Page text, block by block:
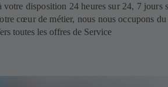
votre disposition 24 heures sur 24, 7 jours
cœur de métier, nous nous occupons du
toutes les offres de Service